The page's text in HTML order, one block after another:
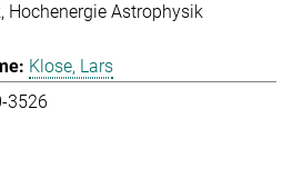
Hochenergie Astrophysik
Klose, Lars
3526